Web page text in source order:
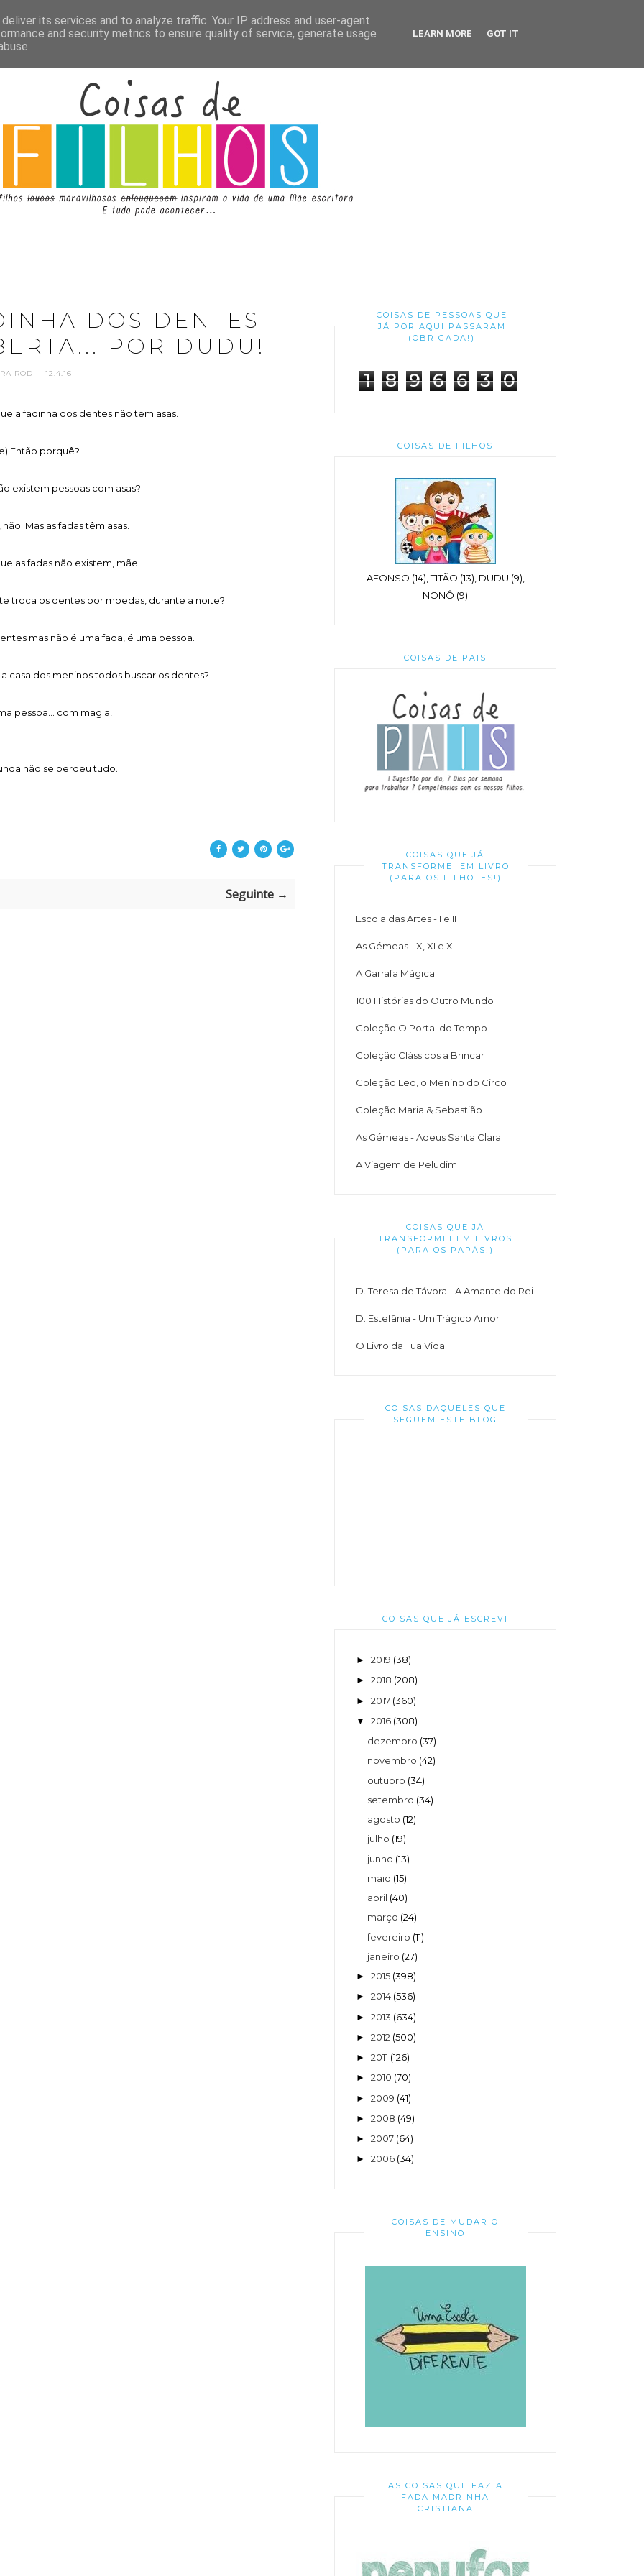
DOS DENTES
POR DUDU!
RODI - 12.4.16
a fadinha dos dentes não tem asas.
Então porquê?
existem pessoas com asas?
Mas as fadas têm asas.
as fadas não existem, mãe.
troca os dentes por moedas, durante a noite?
mas não é uma fada, é uma pessoa.
casa dos meninos todos buscar os dentes?
pessoa... com magia!
não se perdeu tudo...
Seguinte →
COISAS DE PESSOAS QUE
JÁ POR AQUI PASSARAM
(OBRIGADA!)
1 8 9 6 6 3 0
COISAS DE FILHOS
AFONSO (14), TITÃO (13), DUDU (9),
NONÔ (9)
COISAS DE PAIS
COISAS QUE JÁ
TRANSFORMEI EM LIVRO
(PARA OS FILHOTES!)
Escola das Artes - I e II
As Gémeas - X, XI e XII
A Garrafa Mágica
100 Histórias do Outro Mundo
Coleção O Portal do Tempo
Coleção Clássicos a Brincar
Coleção Leo, o Menino do Circo
Coleção Maria & Sebastião
As Gémeas - Adeus Santa Clara
A Viagem de Peludim
COISAS QUE JÁ
TRANSFORMEI EM LIVROS
(PARA OS PAPÁS!)
D. Teresa de Távora - A Amante do Rei
D. Estefânia - Um Trágico Amor
O Livro da Tua Vida
COISAS DAQUELES QUE
SEGUEM ESTE BLOG
COISAS QUE JÁ ESCREVI
► 2019 (38)
► 2018 (208)
► 2017 (360)
▼ 2016 (308)
dezembro (37)
novembro (42)
outubro (34)
setembro (34)
agosto (12)
julho (19)
junho (13)
maio (15)
abril (40)
março (24)
fevereiro (11)
janeiro (27)
► 2015 (398)
► 2014 (536)
► 2013 (634)
► 2012 (500)
► 2011 (126)
► 2010 (70)
► 2009 (41)
► 2008 (49)
► 2007 (64)
► 2006 (34)
COISAS DE MUDAR O
ENSINO
AS COISAS QUE FAZ A
FADA MADRINHA
CRISTIANA
its services and to analyze traffic. Your IP address and user-agent
and security metrics to ensure quality of service, generate usage
LEARN MORE GOT IT